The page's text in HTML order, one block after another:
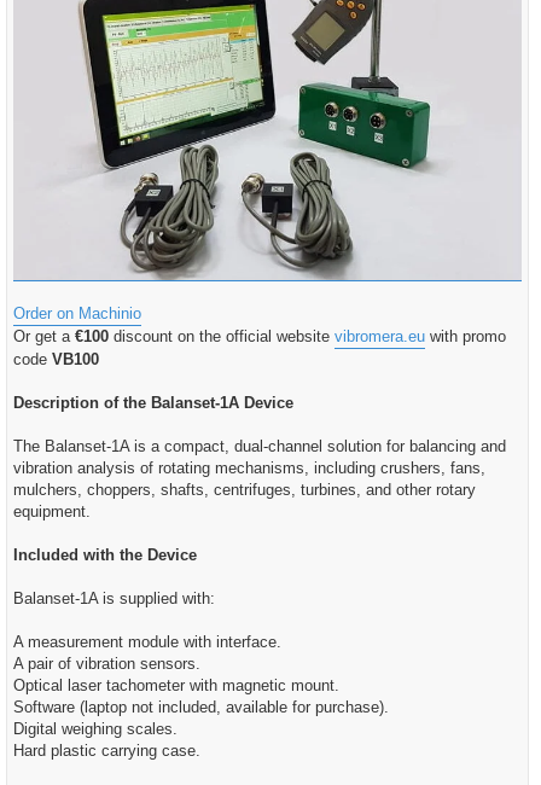
Order on Machinio
Or get a €100 discount on the official website vibromera.eu with promo
code VB100
Description of the Balanset-1A Device
The Balanset-1A is a compact, dual-channel solution for balancing and
vibration analysis of rotating mechanisms, including crushers, fans,
mulchers, choppers, shafts, centrifuges, turbines, and other rotary
equipment.
Included with the Device
Balanset-1A is supplied with:
A measurement module with interface.
A pair of vibration sensors.
Optical laser tachometer with magnetic mount.
Software (laptop not included, available for purchase).
Digital weighing scales.
Hard plastic carrying case.